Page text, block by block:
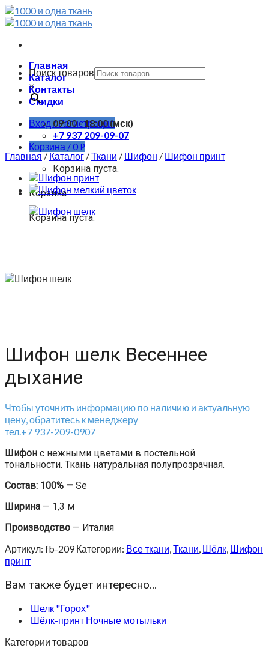
Skip
to
Главная
Каталог
Контакты
Скидки
Вход / Регистрация
Корзина /0Р
Корзина пуста.
Корзина
Корзина пуста.
Поиск товаров
×
09:00 - 18:00 (мск)
+7 937 209-09-07
Главная/Каталог /Ткани / Шифон / Шифон принт
Шифон шелк Весеннее
дыхание
Чтобы уточнить информацию по наличию и актуальную
цену, обратитесь к менеджеру
тел.+7 937-209-0907
Шифон с нежными цветами в постельной
тональности. Ткань натуральная полупрозрачная.
Состав: 100% — Se
Ширина — 1,3 м
Производство — Италия
Артикул: fb-209 Категории: Все ткани,Ткани, Шёлк, Шифон
принт
Вам также будет интересно…
Шелк "Горох"
Шёлк-принт Ночные мотыльки
Категории товаров